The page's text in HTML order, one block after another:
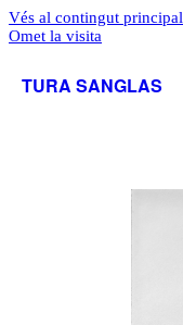
Vés al contingut principal
Omet la visita
TURA SANGLAS